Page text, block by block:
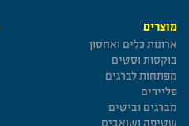
מוצרים
ארונות כלים ואחסון
בוקסות וסטים
מפתחות לברגים
פליירים
מברגים וביטים